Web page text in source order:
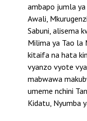
ambapo jumla
Awali,
Sabuni, alisema
Milima ya Tao la
kitaifa na hata
vyanzo vyote
mabwawa
umeme nchini
Kidatu, Nyumba